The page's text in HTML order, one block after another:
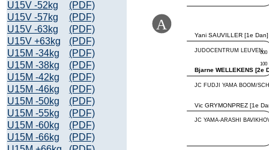
U15V -52kg
(PDF)
U15V -57kg
(PDF)
U15V -63kg
(PDF)
U15V +63kg
(PDF)
U15M -34kg
(PDF)
U15M -38kg
(PDF)
U15M -42kg
(PDF)
U15M -46kg
(PDF)
U15M -50kg
(PDF)
U15M -55kg
(PDF)
U15M -60kg
(PDF)
U15M -66kg
(PDF)